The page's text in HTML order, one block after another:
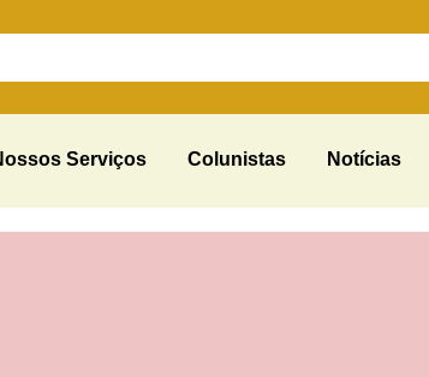
Serviços Colunistas Notícias